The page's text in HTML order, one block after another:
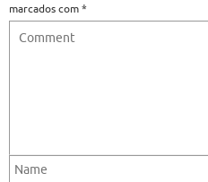
marcados com*